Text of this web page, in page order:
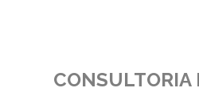
CONSULTORIA